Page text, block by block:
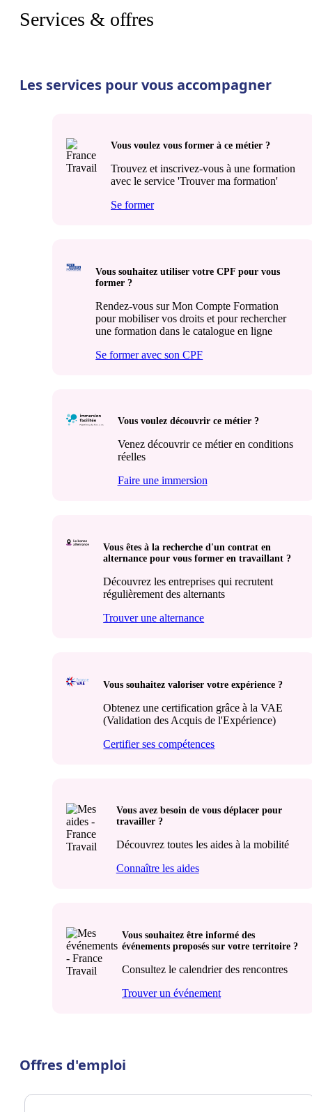
Services & offres
Les services pour vous accompagner
Vous voulez vous former à ce métier ?
Trouvez et inscrivez-vous à une formation
avec le service 'Trouver ma formation'
Se former
Vous souhaitez utiliser votre CPF pour vous
former ?
Rendez-vous sur Mon Compte Formation
pour mobiliser vos droits et pour rechercher
une formation dans le catalogue en ligne
Se former avec son CPF
Vous voulez découvrir ce métier ?
Venez découvrir ce métier en conditions
réelles
Faire une immersion
Vous êtes à la recherche d'un contrat en
alternance pour vous former en travaillant ?
Découvrez les entreprises qui recrutent
régulièrement des alternants
Trouver une alternance
Vous souhaitez valoriser votre expérience ?
Obtenez une certification grâce à la VAE
(Validation des Acquis de l'Expérience)
Certifier ses compétences
Vous avez besoin de vous déplacer pour
travailler ?
Découvrez toutes les aides à la mobilité
Connaître les aides
Vous souhaitez être informé des
événements proposés sur votre territoire ?
Consultez le calendrier des rencontres
Trouver un événement
Offres d'emploi